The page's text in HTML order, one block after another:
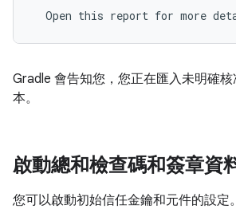
Gradle 會告知您，您正在匯入未明確
本。
啟動總和檢查碼和簽章資
您可以啟動初始信任金鑰和元件的設定